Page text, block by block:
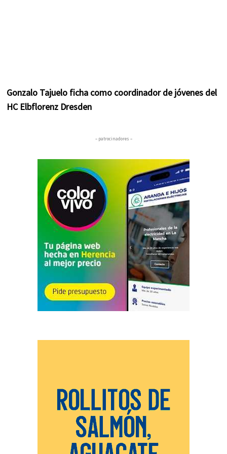
Gonzalo Tajuelo ficha como coordinador de jóvenes del
HC Elbflorenz Dresden
– patrocinadores –